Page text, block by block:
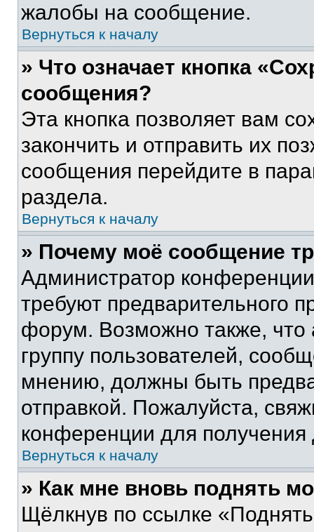
жалобы на сообщение.
Вернуться к началу
» Что означает кнопка
сообщения?
Эта кнопка позволяет вам
закончить и отправить их
сообщения перейдите в
раздела.
Вернуться к началу
» Почему моё сообщение
Администратор
требуют предварительного
форум. Возможно также, что
группу пользователей,
мнению, должны быть
отправкой. Пожалуйста,
конференции для
Вернуться к началу
» Как мне вновь поднять
Щёлкнув по ссылке